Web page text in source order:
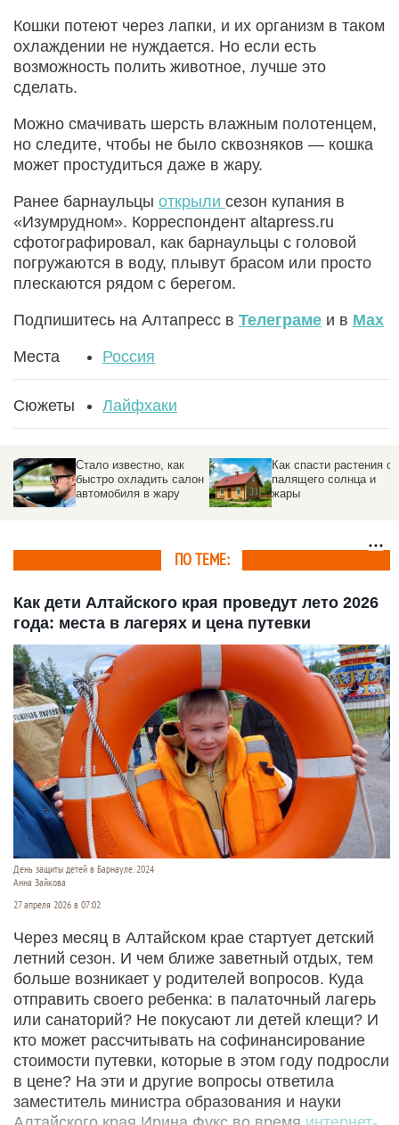
Кошки потеют через лапки, и их организм в таком
охлаждении не нуждается. Но если есть
возможность полить животное, лучше это
сделать.
Можно смачивать шерсть влажным полотенцем,
но следите, чтобы не было сквозняков — кошка
может простудиться даже в жару.
Ранее барнаульцы открыли сезон купания в
«Изумрудном». Корреспондент altapress.ru
сфотографировал, как барнаульцы с головой
погружаются в воду, плывут брасом или просто
плескаются рядом с берегом.
Подпишитесь на Алтапресс в Телеграме и в Max
Места Россия
Сюжеты Лайфхаки
Стало известно, как
быстро охладить салон
автомобиля в жару
Как спасти растения от
палящего солнца и
жары
ПО ТЕМЕ:
Как дети Алтайского края проведут лето 2026
года: места в лагерях и цена путевки
День защиты детей в Барнауле. 2024
Анна Зайкова
27 апреля 2026 в 07:02
Через месяц в Алтайском крае стартует детский
летний сезон. И чем ближе заветный отдых, тем
больше возникает у родителей вопросов. Куда
отправить своего ребенка: в палаточный лагерь
или санаторий? Не покусают ли детей клещи? И
кто может рассчитывать на софинансирование
стоимости путевки, которые в этом году подросли
в цене? На эти и другие вопросы ответила
заместитель министра образования и науки